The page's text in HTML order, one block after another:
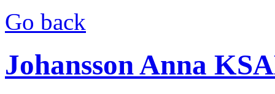
Go back
Johansson Anna